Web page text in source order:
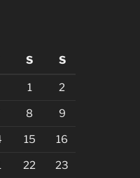
S S
1 2
8 9
15 16
22 23